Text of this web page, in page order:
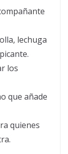
lechuga
los
que añade
quienes